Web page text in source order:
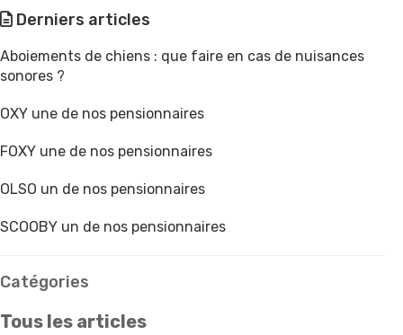
Derniers articles
Aboiements de chiens : que faire en cas de nuisances
sonores ?
OXY une de nos pensionnaires
FOXY une de nos pensionnaires
OLSO un de nos pensionnaires
SCOOBY un de nos pensionnaires
Catégories
Tous les articles